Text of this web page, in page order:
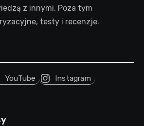
z innymi. Poza tym
testy i recenzje.
YouTube
Instagram